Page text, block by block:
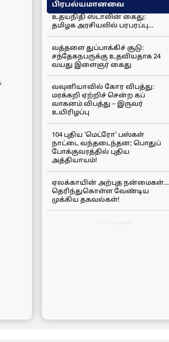
பிரபல்யமானவை
உதயநிதி ஸ்டாலின் கைது:
தமிழக அரசியலில் பரபரப்பு…
வத்தளை துப்பாக்கிச் சூடு:
சந்தேகநபருக்கு உதவியதாக 24
வயது இளைஞர் கைது
வவுனியாவில் கோர விபத்து:
மரக்கறி ஏற்றிச் சென்ற கப்
வாகனம் விபத்து – இருவர்
உயிரிழப்பு
104 புதிய ‘மெட்ரோ’ பஸ்கள்
நாட்டை வந்தடைந்தன; பொதுப்
போக்குவரத்தில் புதிய
அத்தியாயம்!
ஏலக்காயின் அற்புத நன்மைகள்…
தெரிந்துகொள்ள வேண்டிய
முக்கிய தகவல்கள்!